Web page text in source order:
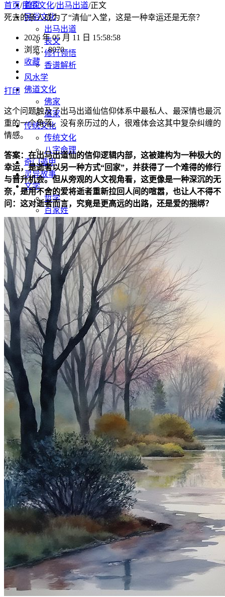
首页
民俗文化
出马出道
表文
修行领悟
香谱解析
风水学
佛道文化
佛家
道家
传统文化
传统文化
八字命理
奇门遁甲
灵异故事
文学
哲学
百家姓
厚黑学
生肖运程
在线投稿
联系我们
首页/民俗文化/出马出道/正文
死去的亲人成为了“清仙”入堂，这是一种幸运还是无奈？
2026 年 05 月 11 日 15:58:58
浏览：8070
收藏
打印
这个问题触及了出马出道仙信仰体系中最私人、最深情也最沉
重的一个角落。没有亲历过的人，很难体会这其中复杂纠缠的
情感。
答案：在出马出道仙的信仰逻辑内部，这被建构为一种极大的
幸运，是逝者以另一种方式“回家”，并获得了一个难得的修行
与晋升机会。但从旁观的人文视角看，这更像是一种深沉的无
奈，是用不舍的爱将逝者重新拉回人间的喧嚣，也让人不得不
问：这对逝者而言，究竟是更高远的出路，还是爱的捆绑？